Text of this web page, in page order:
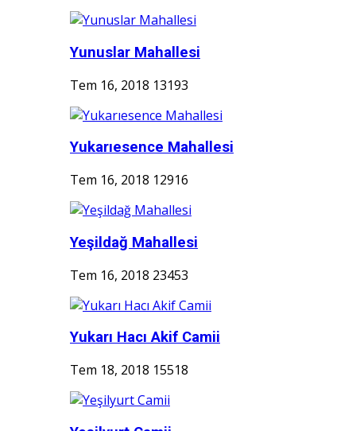
Yunuslar Mahallesi
Tem 16, 2018 13193
Yukarıesence Mahallesi
Tem 16, 2018 12916
Yeşildağ Mahallesi
Tem 16, 2018 23453
Yukarı Hacı Akif Camii
Tem 18, 2018 15518